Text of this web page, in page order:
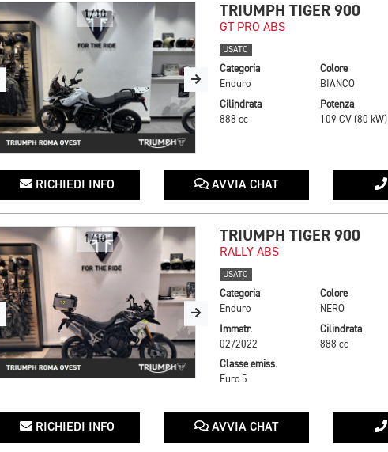
1/10 TRIUMPH TIGER 900
GT PRO ABS
USATO
Categoria
Enduro
Colore
BIANCO
Cilindrata
888 cc
Potenza
109 CV (80 kW)
RICHIEDI INFO AVVIA CHAT
1/10 TRIUMPH TIGER 900
RALLY ABS
USATO
Categoria
Enduro
Colore
NERO
Immatr.
02/2022
Cilindrata
888 cc
Classe emiss.
Euro 5
RICHIEDI INFO AVVIA CHAT